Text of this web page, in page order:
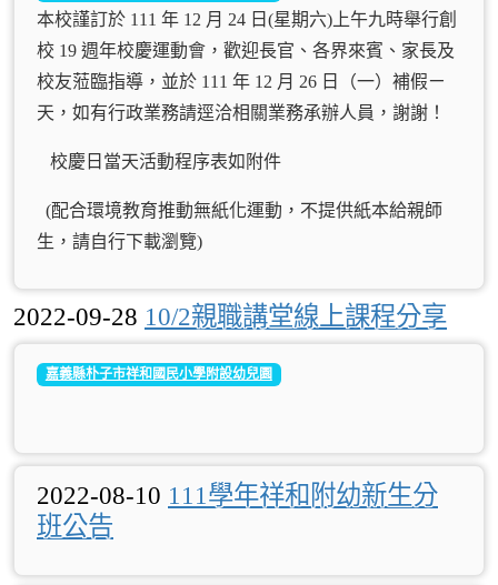
本校謹訂於 111 年 12 月 24 日(星期六)上午九時舉行創
校 19 週年校慶運動會，歡迎長官、各界來賓、家長及
校友蒞臨指導，並於 111 年 12 月 26 日（一）補假ㄧ
天，如有行政業務請逕洽相關業務承辦人員，謝謝！
校慶日當天活動程序表如附件
(配合環境教育推動無紙化運動，不提供紙本給親師
生，請自行下載瀏覽)
2022-09-28 10/2親職講堂線上課程分享
嘉義縣朴子市祥和國民小學附設幼兒園
2022-08-10 111學年祥和附幼新生分
班公告